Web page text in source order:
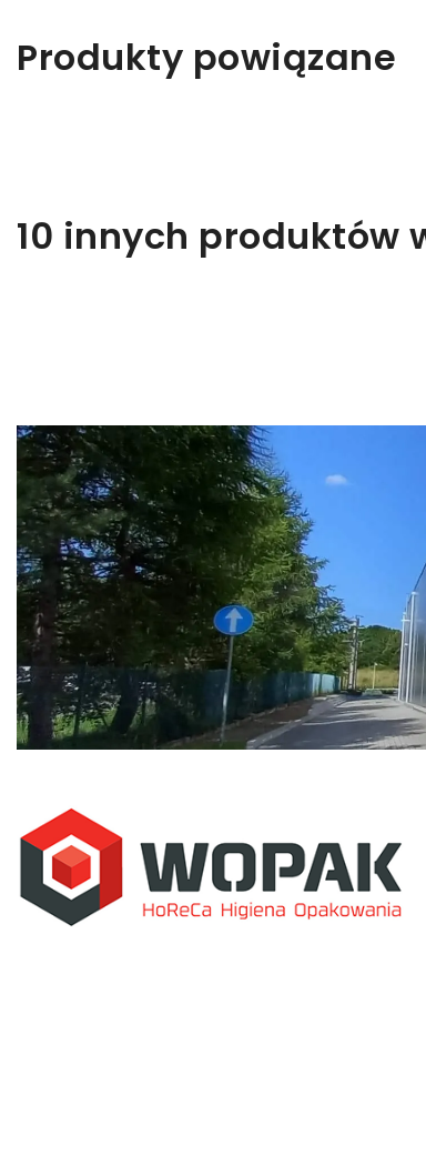
Produkty powiązane
10 innych produktów